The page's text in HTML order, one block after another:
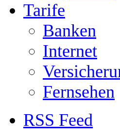
Tarife
Banken
Internet
Fernsehen
RSS Feed